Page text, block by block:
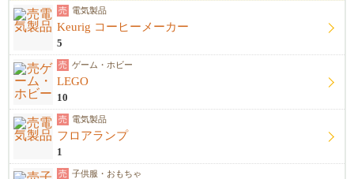
売 電気製品
Keurig コーヒーメーカー
5
売 ゲーム・ホビー
LEGO
10
売 電気製品
フロアランプ
1
売 子供服・おもちゃ